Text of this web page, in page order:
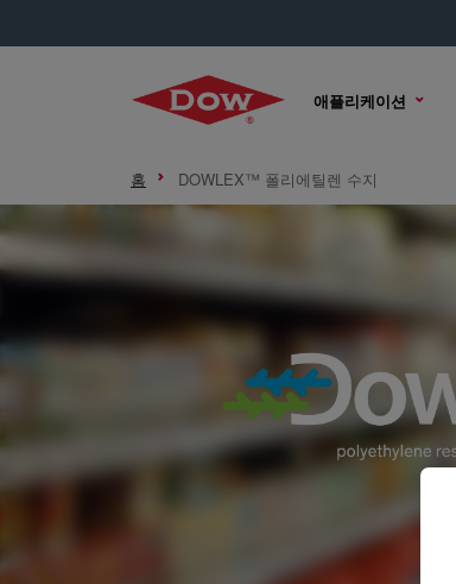
애플리케이션
홈 DOWLEX™ 폴리에틸렌 수지